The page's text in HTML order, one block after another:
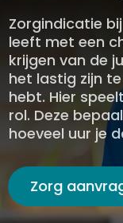
Zorgindicatie
leeft met een
krijgen van de
het lastig zijn
hebt. Hier
rol. Deze
hoeveel uur je
Zorg